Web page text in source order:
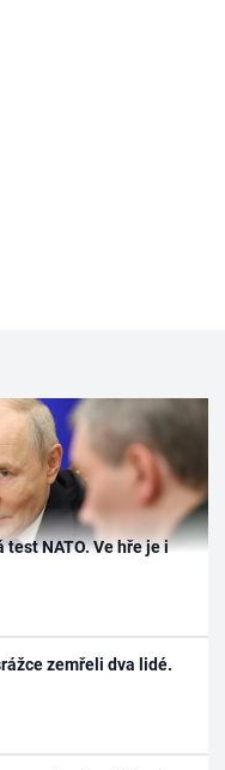
NATO. Ve hře je i
zemřeli dva lidé.